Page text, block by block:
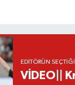
EDITÖRÜN SEÇTIĞI
VİDEO||